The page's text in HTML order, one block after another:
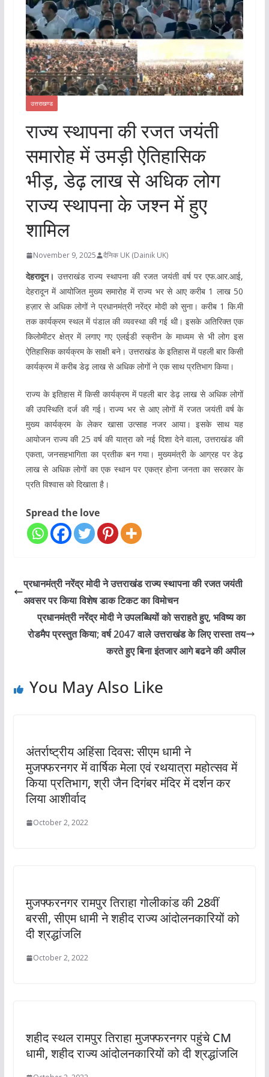
उत्तराखण्ड
राज्य स्थापना की रजत जयंती
समारोह में उमड़ी ऐतिहासिक
भीड़, डेढ़ लाख से अधिक लोग
राज्य स्थापना के जश्न में हुए
शामिल
November 9, 2025 दैनिक UK (Dainik UK)
देहरादून। उत्तराखंड राज्य स्थापना की रजत जयंती वर्ष पर एफ.आर.आई,
देहरादून में आयोजित मुख्य समारोह में राज्य भर से आए करीब 1 लाख 50
हज़ार से अधिक लोगों ने प्रधानमंत्री नरेंद्र मोदी को सुना। करीब 1 कि.मी
तक कार्यक्रम स्थल में पंडाल की व्यवस्था की गई थी। इसके अतिरिक्त एक
किलोमीटर क्षेत्र में लगाए गए एलईडी स्क्रीन के माध्यम से भी लोग इस
ऐतिहासिक कार्यक्रम के साक्षी बने। उत्तराखंड के इतिहास में पहली बार किसी
कार्यक्रम में करीब डेढ़ लाख से अधिक लोगों ने एक साथ प्रतिभाग किया।
राज्य के इतिहास में किसी कार्यक्रम में पहली बार डेढ़ लाख से अधिक लोगों
की उपस्थिति दर्ज की गई। राज्य भर से आए लोगों में रजत जयंती वर्ष के
मुख्य कार्यक्रम के लेकर खासा उत्साह नजर आया। इसके साथ यह
आयोजन राज्य की 25 वर्ष की यात्रा को नई दिशा देने वाला, उत्तराखंड की
एकता, जनसहभागिता का प्रतीक बन गया। मुख्यमंत्री के आग्रह पर डेढ़
लाख से अधिक लोगों का एक स्थान पर एकत्र होना जनता का सरकार के
प्रति विश्वास को दिखाता है।
Spread the love
प्रधानमंत्री नरेंद्र मोदी ने उत्तराखंड राज्य स्थापना की रजत जयंती
अवसर पर किया विशेष डाक टिकट का विमोचन
प्रधानमंत्री नरेंद्र मोदी ने उपलब्धियों को सराहते हुए, भविष्य का
रोडमैप प्रस्तुत किया; वर्ष 2047 वाले उत्तराखंड के लिए रास्ता तय
करते हुए बिना इंतजार आगे बढने की अपील
You May Also Like
अंतर्राष्ट्रीय अहिंसा दिवस: सीएम धामी ने
मुजफ्फरनगर में वार्षिक मेला एवं रथयात्रा महोत्सव में
किया प्रतिभाग, श्री जैन दिगंबर मंदिर में दर्शन कर
लिया आशीर्वाद
October 2, 2022
मुजफ्फरनगर रामपुर तिराहा गोलीकांड की 28वीं
बरसी, सीएम धामी ने शहीद राज्य आंदोलनकारियों को
दी श्रद्धांजलि
October 2, 2022
शहीद स्थल रामपुर तिराहा मुजफ्फरनगर पहुंचे CM
धामी, शहीद राज्य आंदोलनकारियों को दी श्रद्धांजलि